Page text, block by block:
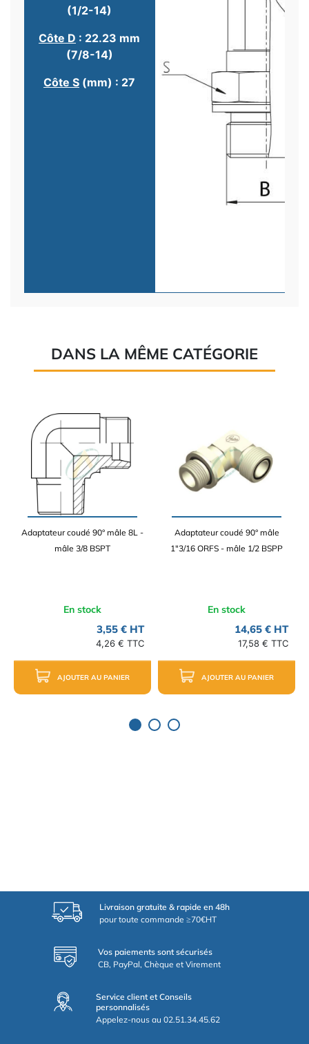
(1/2-14)
Côte D : 22.23 mm
(7/8-14)
Côte S (mm) : 27
DANS LA MÊME CATÉGORIE
Adaptateur coudé 90° mâle 8L -
mâle 3/8 BSPT
En stock
3,55 € HT
4,26 € TTC
AJOUTER AU PANIER
Adaptateur coudé 90° mâle
1"3/16 ORFS - mâle 1/2 BSPP
En stock
14,65 € HT
17,58 € TTC
AJOUTER AU PANIER
Livraison gratuite & rapide en 48h
pour toute commande ≥70€HT
Vos paiements sont sécurisés
CB, PayPal, Chèque et Virement
Service client et Conseils
personnalisés
Appelez-nous au 02.51.34.45.62